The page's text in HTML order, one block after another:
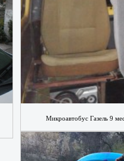
Микроавтобус Газель 9